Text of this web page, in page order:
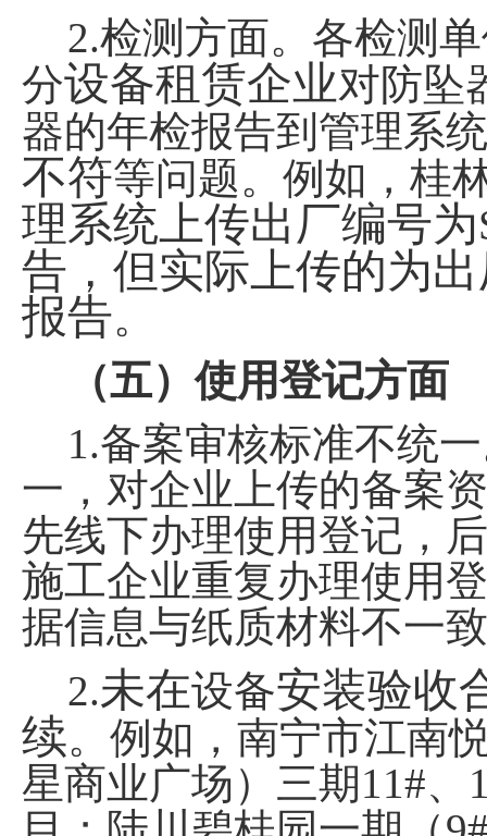
2.检测方面。各检测
分设备租赁企业对防坠
器的年检报告到管理系统
不符等问题。例如，桂
理系统上传出厂编号为
告，但实际上传的为
报告。
（五）使用登记方面
1.备案审核标准不统
一，对企业上传的备案
先线下办理使用登记，
施工企业重复办理使用
据信息与纸质材料不一
2.未在设备安装验收
续。例如，南宁市江南
星商业广场）三期11#、